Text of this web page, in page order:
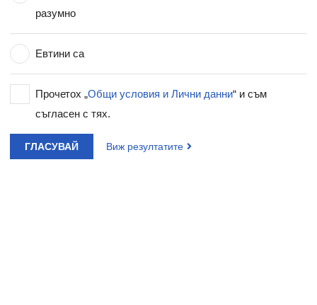
разумно
Евтини са
Прочетох „Общи условия и Лични данни“ и съм
съгласен с тях.
ГЛАСУВАЙ Виж резултатите